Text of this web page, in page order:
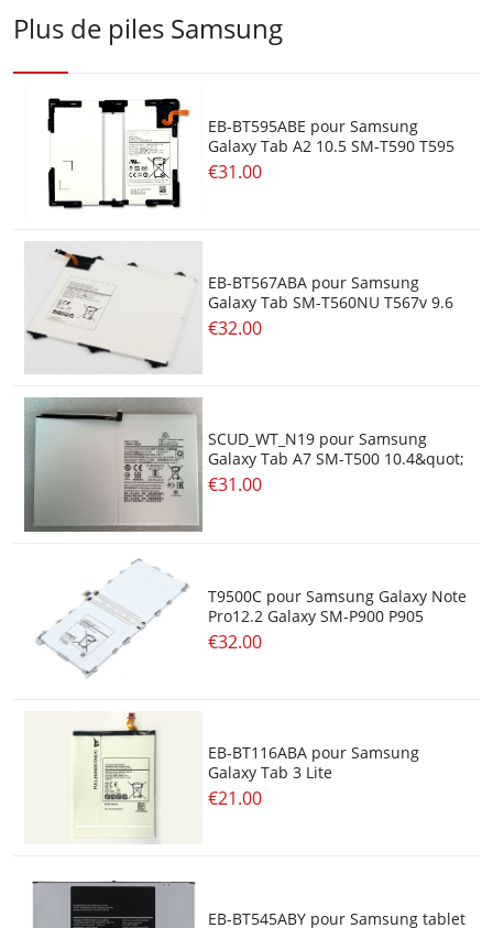
Plus de piles Samsung
EB-BT595ABE pour Samsung
Galaxy Tab A2 10.5 SM-T590 T595
€31.00
EB-BT567ABA pour Samsung
Galaxy Tab SM-T560NU T567v 9.6
€32.00
SCUD_WT_N19 pour Samsung
Galaxy Tab A7 SM-T500 10.4&quot;
€31.00
T9500C pour Samsung Galaxy Note
Pro12.2 Galaxy SM-P900 P905
€32.00
EB-BT116ABA pour Samsung
Galaxy Tab 3 Lite
€21.00
EB-BT545ABY pour Samsung tablet